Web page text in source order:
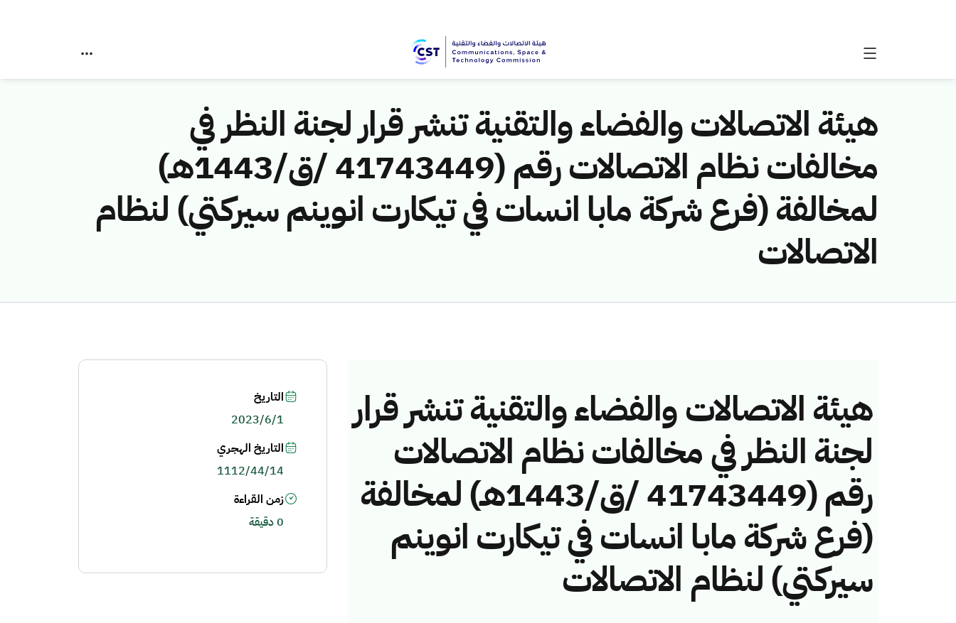
هيئة الاتصالات والفضاء والتقنية تنشر قرار لجنة النظر في
مخالفات نظام الاتصالات رقم (41743449 /ق/1443هـ)
لمخالفة (فرع شركة مابا انسات في تيكارت انوينم سيركتي) لنظام
الاتصالات
هيئة الاتصالات والفضاء والتقنية تنشر قرار
لجنة النظر في مخالفات نظام الاتصالات
رقم (41743449 /ق/1443هـ) لمخالفة
(فرع شركة مابا انسات في تيكارت انوينم
سيركتي) لنظام الاتصالات
التاريخ
2023/6/1
التاريخ الهجري
1112/44/14
زمن القراءة
0 دقيقة